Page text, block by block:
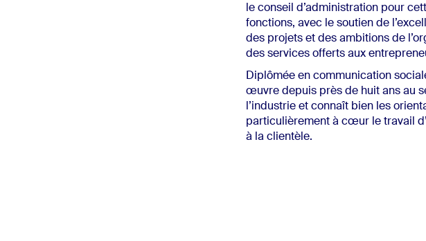
le conseil d’administration pour
fonctions, avec le soutien de
des projets et des ambitions de
des services offerts aux
Diplômée en communication
œuvre depuis près de huit ans au
l’industrie et connaît bien les
particulièrement à cœur le travail
à la clientèle.